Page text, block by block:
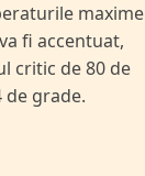
maxime
fi accentuat,
critic de 80 de
grade.